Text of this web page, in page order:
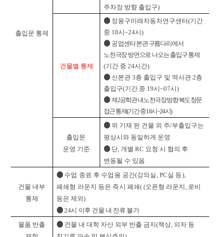
출입문 통제
주차장 방향 출입구)
건물별 통제
● 정몽구미래자동차연구센터(기간
중 18시~24시)
● 공업센터 본관 구름다리에서
노천극장 방면으로 나오는 출입구 통제
(기간 중 24시간)
● 신본관 3층 출입구 및 역사관 2층
출입구(기간 중 19시~07시)
●제2공학관 내 노천극장 방향 복도 창문
접근 통제(기간 중 18시~24시)
출입문
운영 기준
● 위 기재 된 건물 외 주/부출입구는
평상시와 동일하게 운영
● 단, 개별 RC 요청 시 협의 후
변동될 수 있음
건물 내부
통제
● 수업 종료 후 수업용 공간(강의실, PC실 등),
폐쇄형 라운지 등은 즉시 폐쇄( (오픈형 라운지, 로비
등은 제외)
●24시 이후 건물 내 잔류 불가
물품 반출
● 건물 내 대학 자산 외부 반출 금지(책상, 의자 등